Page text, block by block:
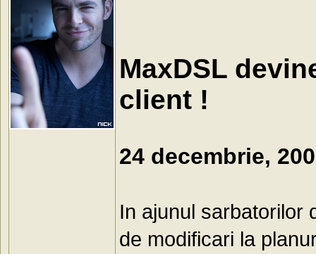
MaxDSL
client !
24 decembrie,
In ajunul sarbatorilor
de modificari la